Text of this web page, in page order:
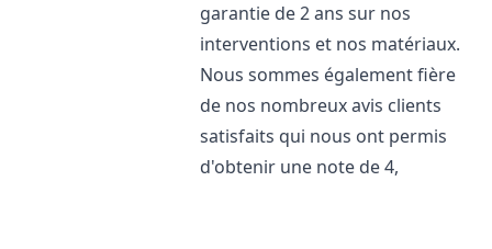
garantie de 2 ans sur nos
interventions et nos matériaux.
Nous sommes également fière
de nos nombreux avis clients
satisfaits qui nous ont permis
d'obtenir une note de 4,